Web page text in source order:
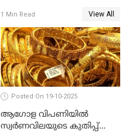
കുറഞ്ഞു
1 Min Read View All
Posted On 19-10-2025
ആഗോള വിപണിയിൽ
സ്വർണവിലയുടെ കുതിപ്പ്